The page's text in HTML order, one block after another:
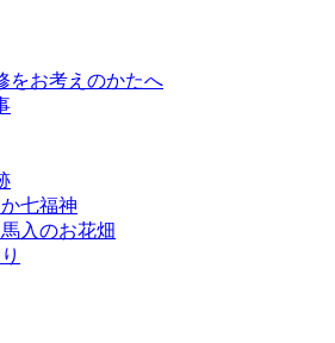
をお考えのかたへ
七福神
入のお花畑